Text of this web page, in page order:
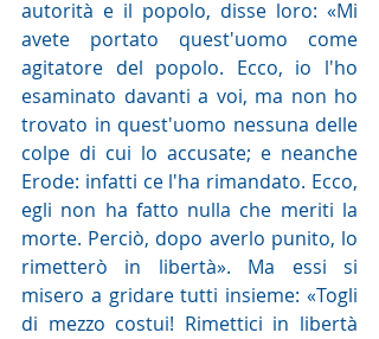
autorità e il popolo, disse loro: «Mi
avete portato quest'uomo come
agitatore del popolo. Ecco, io l'ho
esaminato davanti a voi, ma non ho
trovato in quest'uomo nessuna delle
colpe di cui lo accusate; e neanche
Erode: infatti ce l'ha rimandato. Ecco,
egli non ha fatto nulla che meriti la
morte. Perciò, dopo averlo punito, lo
rimetterò in libertà». Ma essi si
misero a gridare tutti insieme: «Togli
di mezzo costui! Rimettici in libertà